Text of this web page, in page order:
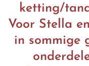
ketting/
Voor Stella
in sommige